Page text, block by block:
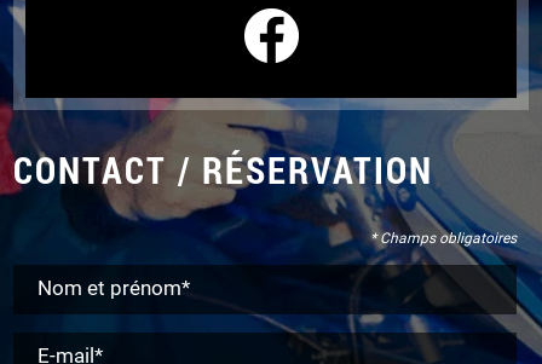
CONTACT / RÉSERVATION
* Champs obligatoires
Nom et prénom*
E-mail*